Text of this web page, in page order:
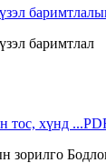
баримтлал
тос, хүнд ...
зорилго